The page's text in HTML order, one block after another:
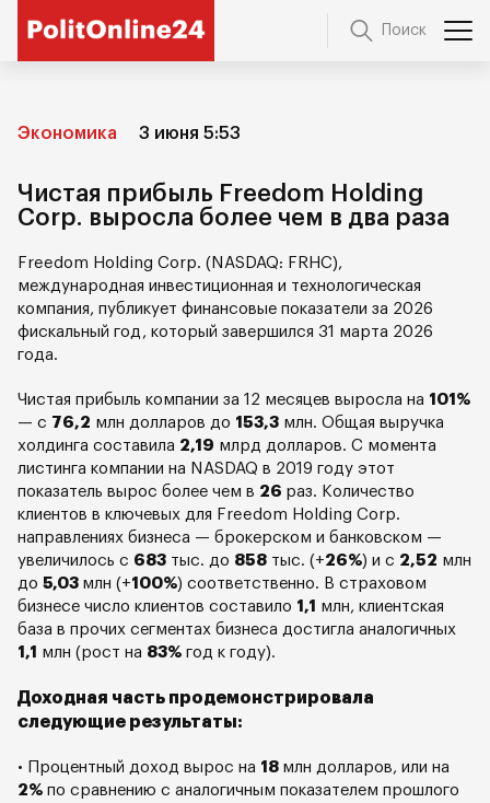
Поиск
Экономика 3 июня 5:53
Чистая прибыль Freedom Holding
Corp. выросла более чем в два раза
Freedom Holding Corp. (NASDAQ: FRHC),
международная инвестиционная и технологическая
компания, публикует финансовые показатели за 2026
фискальный год, который завершился 31 марта 2026
года.
Чистая прибыль компании за 12 месяцев выросла на 101%
— с 76,2 млн долларов до 153,3 млн. Общая выручка
холдинга составила 2,19 млрд долларов. С момента
листинга компании на NASDAQ в 2019 году этот
показатель вырос более чем в 26 раз. Количество
клиентов в ключевых для Freedom Holding Corp.
направлениях бизнеса — брокерском и банковском —
увеличилось с 683 тыс. до 858 тыс. (+26%) и с 2,52 млн
до 5,03 млн (+100%) соответственно. В страховом
бизнесе число клиентов составило 1,1 млн, клиентская
база в прочих сегментах бизнеса достигла аналогичных
1,1 млн (рост на 83% год к году).
Доходная часть продемонстрировала
следующие результаты:
• Процентный доход вырос на 18 млн долларов, или на
2% по сравнению с аналогичным показателем прошлого